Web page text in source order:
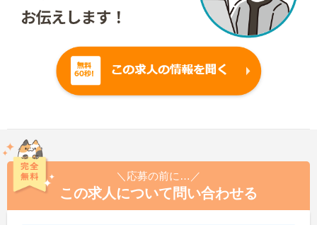
＼応募の前に…／
この求人について問い合わせる